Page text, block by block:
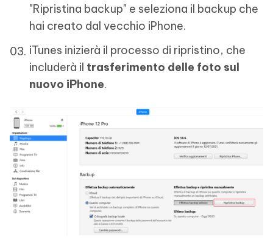
"Ripristina backup" e seleziona il backup che
hai creato dal vecchio iPhone.
iTunes inizierà il processo di ripristino, che
includerà il trasferimento delle foto sul
nuovo iPhone.